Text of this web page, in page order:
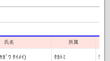
氏名 所属
ﾞﾜ ﾀｲﾒｲ) ﾀｶﾄﾐ